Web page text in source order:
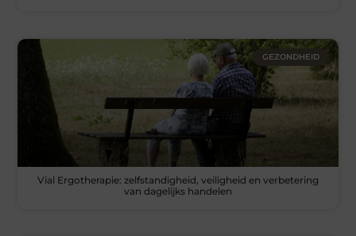
GEZONDHEID
Vial Ergotherapie: zelfstandigheid, veiligheid en verbetering
van dagelijks handelen